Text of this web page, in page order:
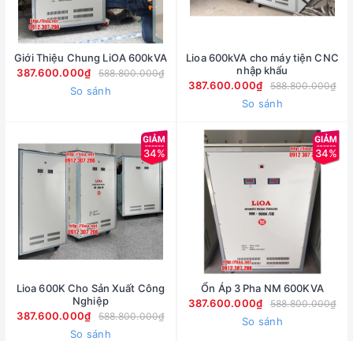
Giới Thiệu Chung LiOA 600kVA
387.600.000₫
588.800.000₫
So sánh
Lioa 600kVA cho máy tiện CNC
nhập khẩu
387.600.000₫
588.800.000₫
So sánh
34%
Lioa 600K Cho Sản Xuất Công
Nghiệp
387.600.000₫
588.800.000₫
So sánh
34%
Ổn Áp 3 Pha NM 600KVA
387.600.000₫
588.800.000₫
So sánh